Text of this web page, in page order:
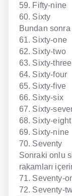
59. Fifty-nine
60. Sixty
Bundan
61. Sixty-one
62. Sixty-two
63. Sixty-three
64. Sixty-four
65. Sixty-five
66. Sixty-six
67. Sixty-
68. Sixty-eight
69. Sixty-nine
70. Seventy
Sonraki onlu
rakamları
71. Seventy-
72. Seventy-